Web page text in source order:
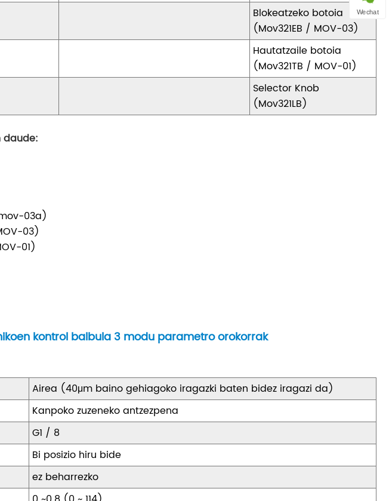
Blokeatzeko botoia
(Mov321EB / MOV-03)
Hautatzaile botoia
(Mov321TB / MOV-01)
Selector Knob
(Mov321LB)
daude:
03a)
03)
01)
kontrol balbula 3 modu parametro orokorrak
Airea (40μm baino gehiagoko iragazki baten bidez iragazi da)
Kanpoko zuzeneko antzezpena
G1 / 8
Bi posizio hiru bide
ez beharrezko
Wechat